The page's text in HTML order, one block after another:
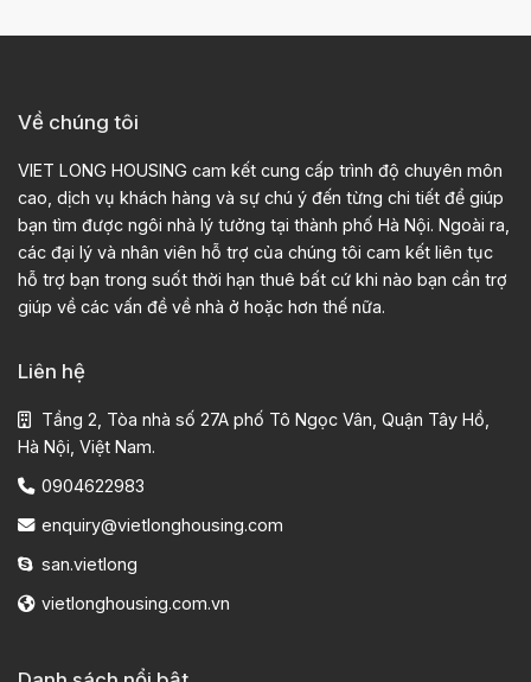
Về chúng tôi
VIET LONG HOUSING cam kết cung cấp trình độ chuyên môn
cao, dịch vụ khách hàng và sự chú ý đến từng chi tiết để giúp
bạn tìm được ngôi nhà lý tưởng tại thành phố Hà Nội. Ngoài ra,
các đại lý và nhân viên hỗ trợ của chúng tôi cam kết liên tục
hỗ trợ bạn trong suốt thời hạn thuê bất cứ khi nào bạn cần trợ
giúp về các vấn đề về nhà ở hoặc hơn thế nữa.
Liên hệ
Tầng 2, Tòa nhà số 27A phố Tô Ngọc Vân, Quận Tây Hồ,
Hà Nội, Việt Nam.
0904622983
enquiry@vietlonghousing.com
san.vietlong
vietlonghousing.com.vn